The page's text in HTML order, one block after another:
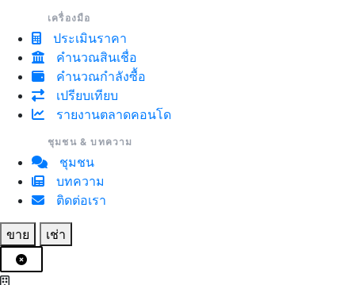
เครื่องมือ
ประเมินราคา
คำนวณสินเชื่อ
คำนวณกำลังซื้อ
เปรียบเทียบ
รายงานตลาดคอนโด
ชุมชน & บทความ
ชุมชน
บทความ
ติดต่อเรา
ขาย เช่า